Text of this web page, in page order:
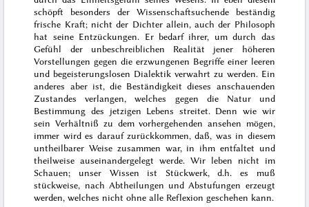
schöpft besonders der Wissenschaftsuchende beständig
frische Kraft; nicht der Dichter allein, auch der Philosoph
hat seine Entzückungen. Er bedarf ihrer, um durch das
Gefühl der unbeschreiblichen Realität jener höheren
Vorstellungen gegen die erzwungenen Begriffe einer leeren
und begeisterungslosen Dialektik verwahrt zu werden. Ein
anderes aber ist, die Beständigkeit dieses anschauenden
Zustandes verlangen, welches gegen die Natur und
Bestimmung des jetzigen Lebens streitet. Denn wie wir
sein Verhältniß zu dem vorhergehenden ansehen mögen,
immer wird es darauf zurückkommen, daß, was in diesem
untheilbarer Weise zusammen war, in ihm entfaltet und
theilweise auseinandergelegt werde. Wir leben nicht im
Schauen; unser Wissen ist Stückwerk, d.h. es muß
stückweise, nach Abtheilungen und Abstufungen erzeugt
werden, welches nicht ohne alle Reflexion geschehen kann.